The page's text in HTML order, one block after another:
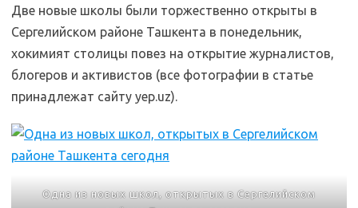
Две новые школы были торжественно открыты в
Сергелийском районе Ташкента в понедельник,
хокимият столицы повез на открытие журналистов,
блогеров и активистов (все фотографии в статье
принадлежат сайту yep.uz).
Одна из новых школ, открытых в Сергелийском